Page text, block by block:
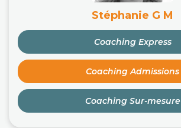
Stéphanie G M
Coaching Express
Coaching Admissions
Coaching Sur-mesure